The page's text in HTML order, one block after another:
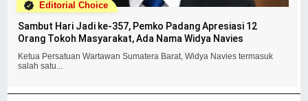
Editorial Choice
Sambut Hari Jadi ke-357, Pemko Padang Apresiasi 12
Orang Tokoh Masyarakat, Ada Nama Widya Navies
Ketua Persatuan Wartawan Sumatera Barat, Widya Navies termasuk
salah satu...